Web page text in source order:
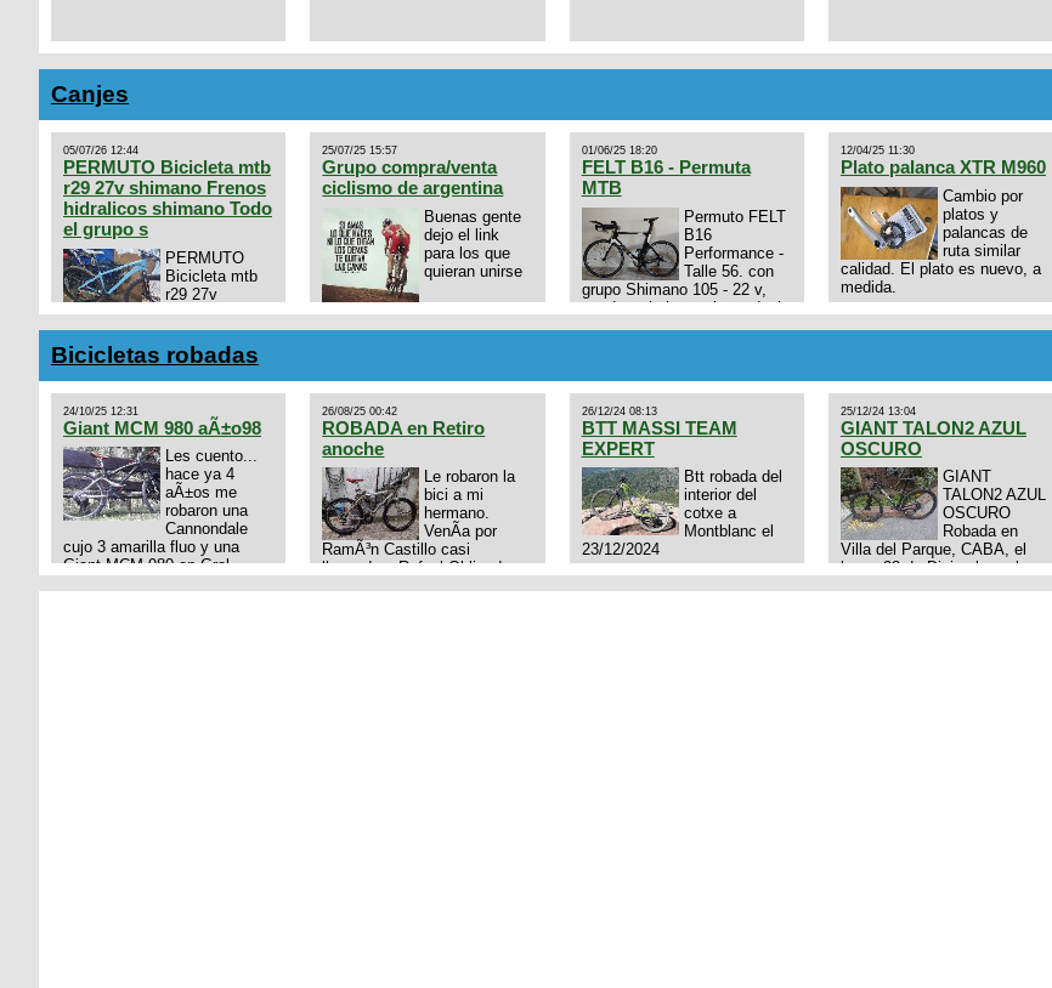
Canjes
05/07/26 12:44
PERMUTO Bicicleta mtb
r29 27v shimano Frenos
hidralicos shimano Todo
el grupo s
PERMUTO
Bicicleta mtb
r29 27v
shimano
Frenos hidralicos shimano
Todo el grupo shimano Talle
s/m Permuto x pistera o ruta
talle s o m.
25/07/25 15:57
Grupo compra/venta
ciclismo de argentina
Buenas gente
dejo el link
para los que
quieran unirse
https://chat.whatsapp.com/E4N9zhVk9wHFFzK7T345Kn?
mode=ac_t
01/06/25 18:20
FELT B16 - Permuta
MTB
Permuto FELT
B16
Performance -
Talle 56. con
grupo Shimano 105 - 22 v,
cuadro: triatlon carbono dual
12/04/25 11:30
Plato palanca XTR M960
Cambio por
platos y
palancas de
ruta similar
calidad. El plato es nuevo, a
medida.
Bicicletas robadas
24/10/25 12:31
Giant MCM 980 aÃ±o98
Les cuento...
hace ya 4
aÃ±os me
robaron una
Cannondale
cujo 3 amarilla fluo y una
Giant MCM 980 en Gral
26/08/25 00:42
ROBADA en Retiro
anoche
Le robaron la
bici a mi
hermano.
VenÃ­a por
RamÃ³n Castillo casi
llegando a Rafael Obligado en
26/12/24 08:13
BTT MASSI TEAM
EXPERT
Btt robada del
interior del
cotxe a
Montblanc el
23/12/2024
25/12/24 13:04
GIANT TALON2 AZUL
OSCURO
GIANT
TALON2 AZUL
OSCURO
Robada en
Villa del Parque, CABA, el
lunes 23 de Diciembre a las